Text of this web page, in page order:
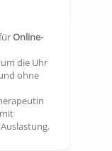
Online-
die Uhr
ohne